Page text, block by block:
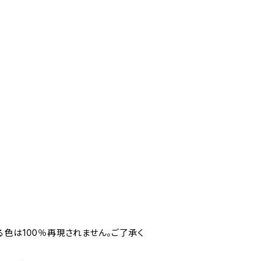
は100％再現されません。ご了承く